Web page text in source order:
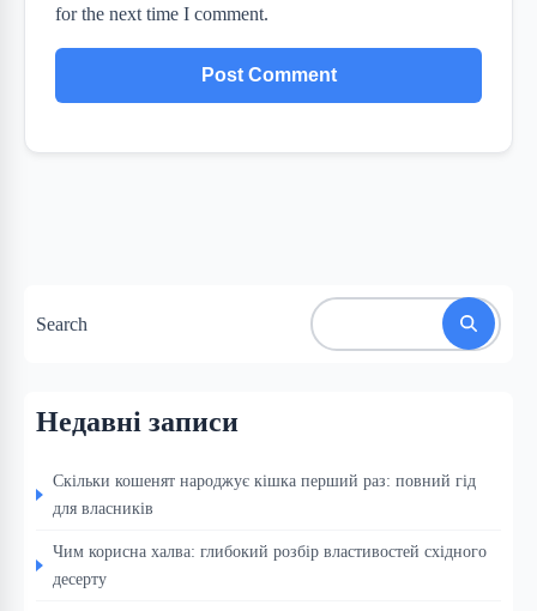
for the next time I comment.
Search
Недавні записи
Скільки кошенят народжує кішка перший раз: повний гід
для власників
Чим корисна халва: глибокий розбір властивостей східного
десерту